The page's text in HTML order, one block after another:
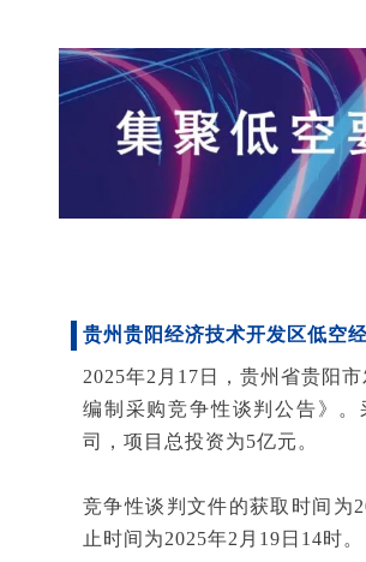
贵州贵阳经济技术开发区低空
2025年2月17日，贵州省贵阳
编制采购竞争性谈判公告》
司，项目总投资为5亿元。
竞争性谈判文件的获取时间为
止时间为2025年2月19日14时。